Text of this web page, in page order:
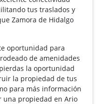
tus traslados y
Zamora de Hidalgo
oportunidad para
de amenidades
la oportunidad
la propiedad de tus
para más información
una propiedad en Ario